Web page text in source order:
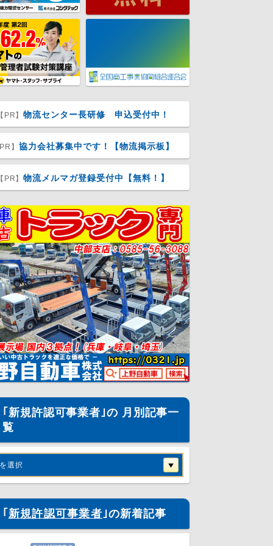
PR】物流センター長研修 申込受付中！
】 協力会社募集中です！【物流掲示板】
PR】物流メルマガ登録受付中【無料！】
｢新規許認可事業者｣の 月別記事一
覧
選択
｢ 新規許認可事業者 ｣の新着記事